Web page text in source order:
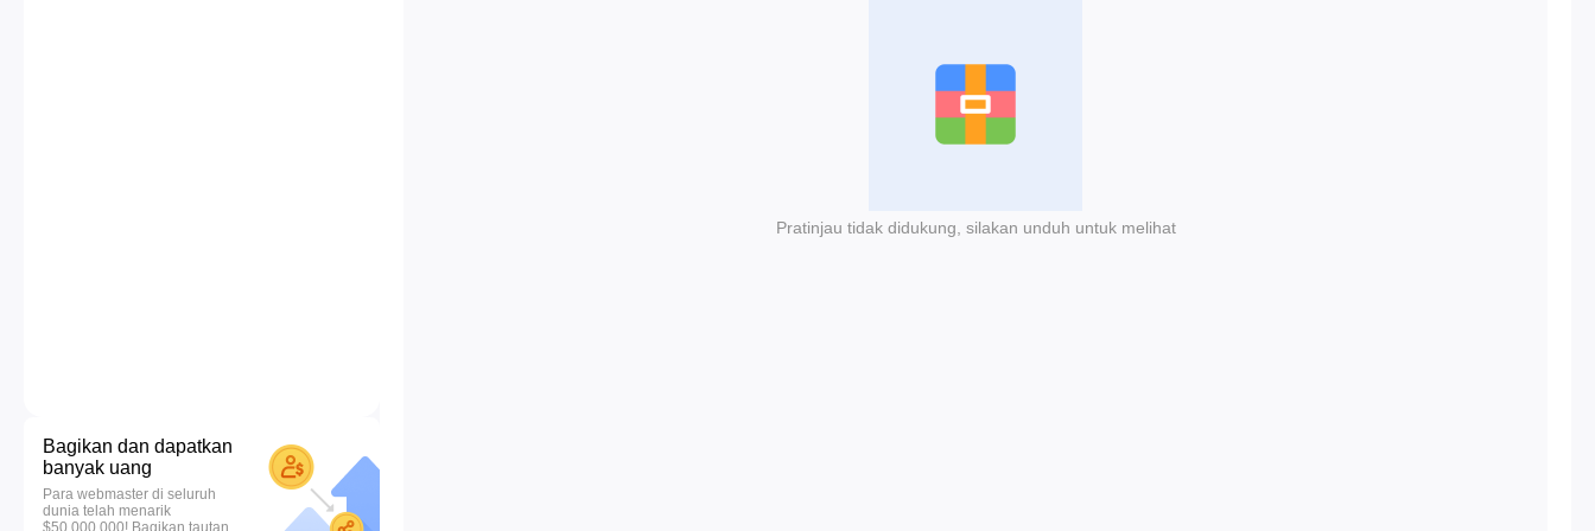
Bagikan dan dapatkan
banyak uang
Para webmaster di seluruh
dunia telah menarik
$50.000.000! Bagikan tautan
Pratinjau tidak didukung, silakan unduh untuk melihat